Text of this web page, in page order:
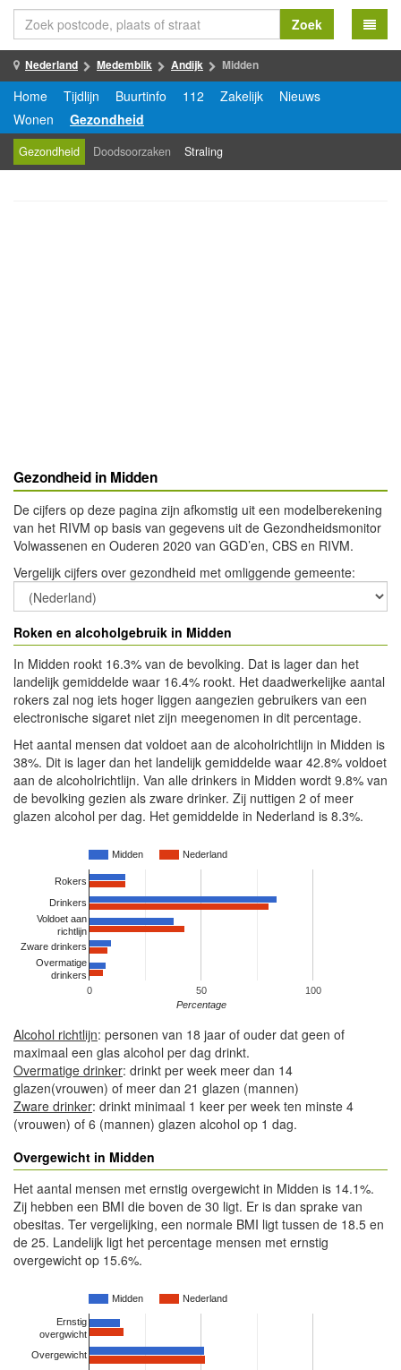
Zoek
Nederland Medemblik Andijk Midden
Home Tijdlijn Buurtinfo 112 Zakelijk
Nieuws
Wonen
Gezondheid
Gezondheid Doodsoorzaken Straling
Gezondheid in Midden
De cijfers op deze pagina zijn afkomstig uit een modelberekening
van het RIVM op basis van gegevens uit de Gezondheidsmonitor
Volwassenen en Ouderen 2020 van GGD’en, CBS en RIVM.
Vergelijk cijfers over gezondheid met omliggende gemeente:
Roken en alcoholgebruik in Midden
In Midden rookt 16.3% van de bevolking. Dat is lager dan het
landelijk gemiddelde waar 16.4% rookt. Het daadwerkelijke aantal
rokers zal nog iets hoger liggen aangezien gebruikers van een
electronische sigaret niet zijn meegenomen in dit percentage.
Het aantal mensen dat voldoet aan de alcoholrichtlijn in Midden is
38%. Dit is lager dan het landelijk gemiddelde waar 42.8% voldoet
aan de alcoholrichtlijn. Van alle drinkers in Midden wordt 9.8% van
de bevolking gezien als zware drinker. Zij nuttigen 2 of meer
glazen alcohol per dag. Het gemiddelde in Nederland is 8.3%.
Midden Nederland
0 50 100
Rokers
Drinkers
Voldoet aan
richtlijn
Zware drinkers
Overmatige
drinkers
Percentage
Alcohol richtlijn: personen van 18 jaar of ouder dat geen of
maximaal een glas alcohol per dag drinkt.
Overmatige drinker: drinkt per week meer dan 14
glazen(vrouwen) of meer dan 21 glazen (mannen)
Zware drinker: drinkt minimaal 1 keer per week ten minste 4
(vrouwen) of 6 (mannen) glazen alcohol op 1 dag.
Overgewicht in Midden
Het aantal mensen met ernstig overgewicht in Midden is 14.1%.
Zij hebben een BMI die boven de 30 ligt. Er is dan sprake van
obesitas. Ter vergelijking, een normale BMI ligt tussen de 18.5 en
de 25. Landelijk ligt het percentage mensen met ernstig
overgewicht op 15.6%.
Midden Nederland
Ernstig
overgwicht
Overgewicht